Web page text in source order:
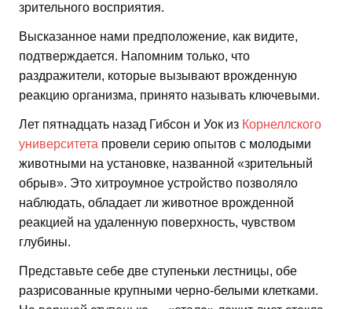
зрительного восприятия.
Высказанное нами предположение, как видите,
подтверждается. Напомним только, что
раздражители, которые вызывают врожденную
реакцию организма, принято называть ключевыми.
Лет пятнадцать назад Гибсон и Уок из Корнеллского
университета провели серию опытов с молодыми
животными на установке, названной «зрительный
обрыв». Это хитроумное устройство позволяло
наблюдать, обладает ли животное врожденной
реакцией на удаленную поверхность, чувством
глубины.
Представьте себе две ступеньки лестницы, обе
разрисованные крупными черно-белыми клетками.